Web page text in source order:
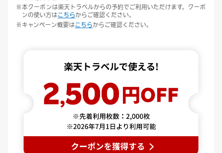
本クーポンは楽天トラベルからの予約でご利用いただけます。クーポ
ンの使い方はこちらからご確認ください。
キャンペーン概要はこちらからご確認ください。